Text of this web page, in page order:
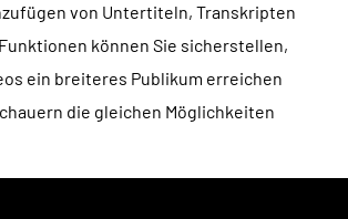
von Untertiteln, Transkripten
können Sie sicherstellen,
ein breiteres Publikum erreichen
die gleichen Möglichkeiten